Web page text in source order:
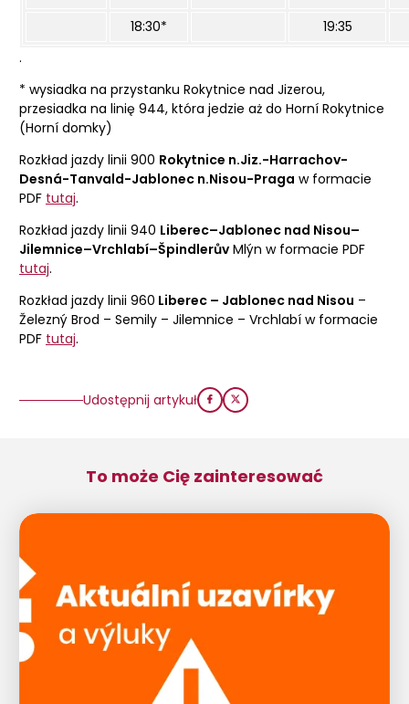
18:30*
19:35
.
* wysiadka na przystanku Rokytnice nad Jizerou,
przesiadka na linię 944, która jedzie aż do Horní Rokytnice
(Horní domky)
Rozkład jazdy linii 900 Rokytnice n.Jiz.-Harrachov-
Desná-Tanvald-Jablonec n.Nisou-Praga w formacie
PDF tutaj.
Rozkład jazdy linii 940 Liberec–Jablonec nad Nisou–
Jilemnice–Vrchlabí–Špindlerův Mlýn w formacie PDF
tutaj.
Rozkład jazdy linii 960 Liberec – Jablonec nad Nisou –
Železný Brod – Semily – Jilemnice – Vrchlabí w formacie
PDF tutaj.
Udostępnij artykuł
To może Cię zainteresować